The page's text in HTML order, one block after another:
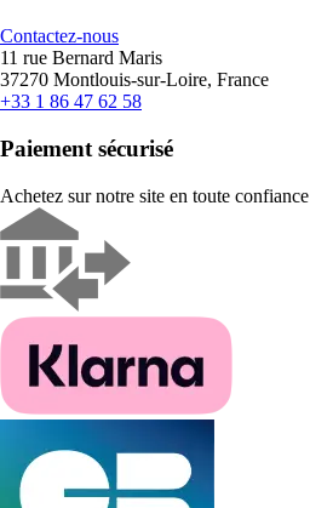
Contactez-nous
11 rue Bernard Maris
37270 Montlouis-sur-Loire, France
+33 1 86 47 62 58
Paiement sécurisé
Achetez sur notre site en toute confiance